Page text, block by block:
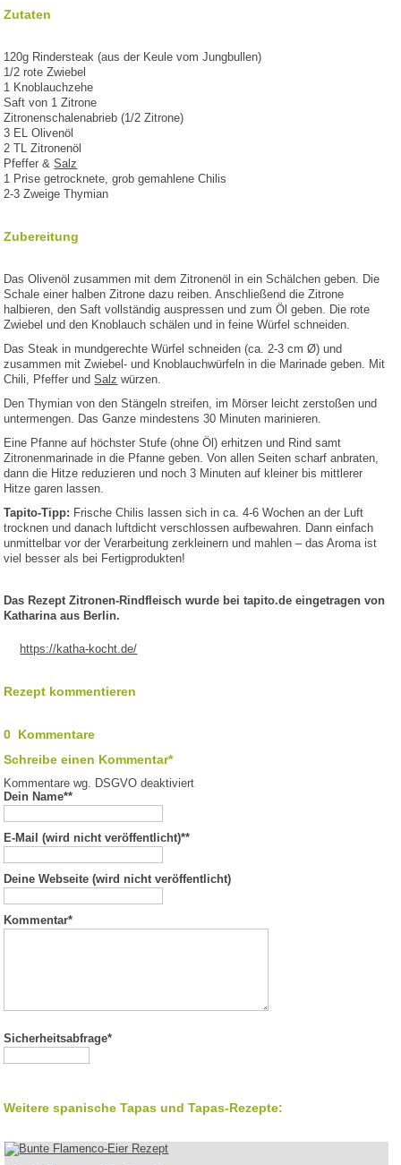
Zutaten
120g Rindersteak (aus der Keule vom Jungbullen)
1/2 rote Zwiebel
1 Knoblauchzehe
Saft von 1 Zitrone
Zitronenschalenabrieb (1/2 Zitrone)
3 EL Olivenöl
2 TL Zitronenöl
Pfeffer &Salz
1 Prise getrocknete, grob gemahlene Chilis
2-3 Zweige Thymian
Zubereitung
Das Olivenöl zusammen mit dem Zitronenöl in ein Schälchen geben. Die
Schale einer halben Zitrone dazu reiben. Anschließend die Zitrone
halbieren, den Saft vollständig auspressen und zum Öl geben. Die rote
Zwiebel und den Knoblauch schälen und in feine Würfel schneiden.
Das Steak in mundgerechte Würfel schneiden (ca. 2-3 cm Ø) und
zusammen mit Zwiebel- und Knoblauchwürfeln in die Marinade geben. Mit
Chili, Pfeffer undSalz würzen.
Den Thymian von den Stängeln streifen, im Mörser leicht zerstoßen und
untermengen. Das Ganze mindestens 30 Minuten marinieren.
Eine Pfanne auf höchster Stufe (ohne Öl) erhitzen und Rind samt
Zitronenmarinade in die Pfanne geben. Von allen Seiten scharf anbraten,
dann die Hitze reduzieren und noch 3 Minuten auf kleiner bis mittlerer
Hitze garen lassen.
Tapito-Tipp: Frische Chilis lassen sich in ca. 4-6 Wochen an der Luft
trocknen und danach luftdicht verschlossen aufbewahren. Dann einfach
unmittelbar vor der Verarbeitung zerkleinern und mahlen – das Aroma ist
viel besser als bei Fertigprodukten!
Das Rezept Zitronen-Rindfleisch wurde bei tapito.de eingetragen von
Katharina aus Berlin.
https://katha-kocht.de/
Rezept kommentieren
0 Kommentare
Schreibe einen Kommentar*
Kommentare wg. DSGVO deaktiviert
Dein Name**
E-Mail (wird nicht veröffentlicht)**
Deine Webseite (wird nicht veröffentlicht)
Kommentar*
Sicherheitsabfrage*
Weitere spanische Tapas und Tapas-Rezepte: